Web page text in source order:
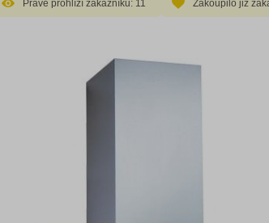
Právě prohlíží zákazníků: 11 Zakoupilo již